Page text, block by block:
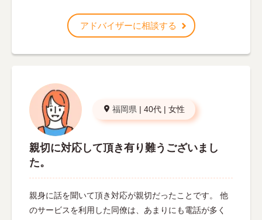
アドバイザーに相談する
福岡県 | 40代 | 女性
親切に対応して頂き有り難うございまし
た。
親身に話を聞いて頂き対応が親切だったことです。 他
のサービスを利用した同僚は、あまりにも電話が多く